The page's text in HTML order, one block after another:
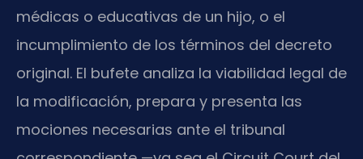
médicas o educativas de un hijo, o el
incumplimiento de los términos del decreto
original. El bufete analiza la viabilidad legal de
la modificación, prepara y presenta las
mociones necesarias ante el tribunal